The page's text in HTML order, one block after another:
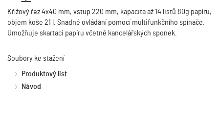
Křížový řez 4x40 mm, vstup 220 mm, kapacita až 14 listů 80g papíru,
objem koše 21 l. Snadné ovládání pomocí multifunkčního spínače.
Umožňuje skartaci papíru včetně kancelářských sponek.
Soubory ke stažení
Produktový list
Návod